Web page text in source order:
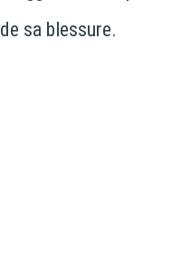
de sa blessure.